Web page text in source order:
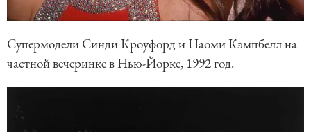
Супермодели Синди Кроуфорд и Наоми Кэмпбелл на
частной вечеринке в Нью-Йорке, 1992 год.